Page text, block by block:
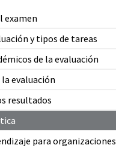
examen
y tipos de tareas
de la evaluación
evaluación
resultados
para organizaciones